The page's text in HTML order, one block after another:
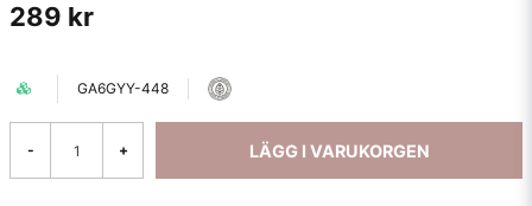
289 kr
GA6GYY-448
- + LÄGG I VARUKORGEN